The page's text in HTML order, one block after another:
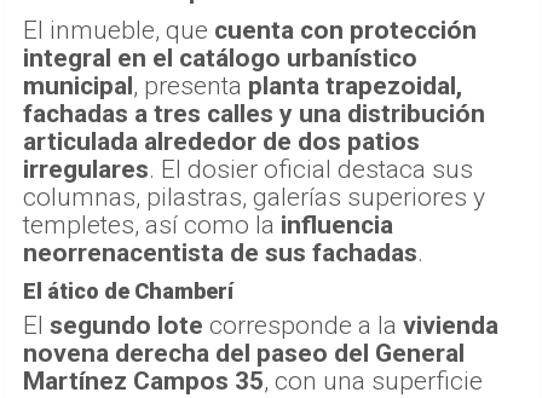
El inmueble, que cuenta con protección
integral en el catálogo urbanístico
municipal, presenta planta trapezoidal,
fachadas a tres calles y una distribución
articulada alrededor de dos patios
irregulares. El dosier oficial destaca sus
columnas, pilastras, galerías superiores y
templetes, así como la influencia
neorrenacentista de sus fachadas.
El ático de Chamberí
El segundo lote corresponde a la vivienda
novena derecha del paseo del General
Martínez Campos 35, con una superficie